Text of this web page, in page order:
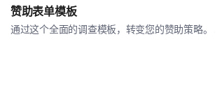
赞助表单模板
通过这个全面的调查模板，转变您的赞助策略。